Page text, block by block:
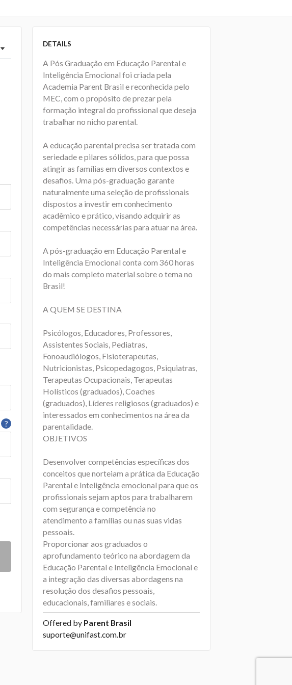
?
DETAILS
A Pós Graduação em Educação Parental e
Inteligência Emocional foi criada pela
Academia Parent Brasil e reconhecida pelo
MEC, com o propósito de prezar pela
formação integral do profissional que deseja
trabalhar no nicho parental.
A educação parental precisa ser tratada com
seriedade e pilares sólidos, para que possa
atingir as famílias em diversos contextos e
desafios. Uma pós-graduação garante
naturalmente uma seleção de profissionais
dispostos a investir em conhecimento
acadêmico e prático, visando adquirir as
competências necessárias para atuar na área.
A pós-graduação em Educação Parental e
Inteligência Emocional conta com 360 horas
do mais completo material sobre o tema no
Brasil!
A QUEM SE DESTINA
Psicólogos, Educadores, Professores,
Assistentes Sociais, Pediatras,
Fonoaudiólogos, Fisioterapeutas,
Nutricionistas, Psicopedagogos, Psiquiatras,
Terapeutas Ocupacionais, Terapeutas
Holísticos (graduados), Coaches
(graduados), Líderes religiosos (graduados) e
interessados em conhecimentos na área da
parentalidade.
OBJETIVOS
Desenvolver competências específicas dos
conceitos que norteiam a prática da Educação
Parental e Inteligência emocional para que os
profissionais sejam aptos para trabalharem
com segurança e competência no
atendimento a famílias ou nas suas vidas
pessoais.
Proporcionar aos graduados o
aprofundamento teórico na abordagem da
Educação Parental e Inteligência Emocional e
a integração das diversas abordagens na
resolução dos desafios pessoais,
educacionais, familiares e sociais.
Offered by Parent Brasil
suporte@unifast.com.br